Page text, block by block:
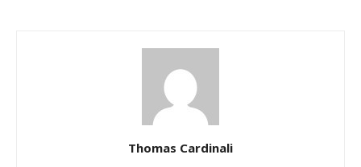
Thomas Cardinali